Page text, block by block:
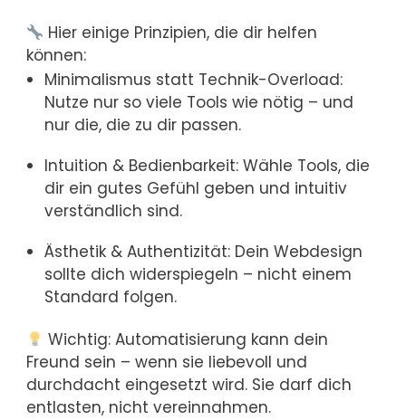
Hier einige Prinzipien, die dir helfen
können:
Minimalismus statt Technik-Overload:
Nutze nur so viele Tools wie nötig – und
nur die, die zu dir passen.
Intuition & Bedienbarkeit: Wähle Tools, die
dir ein gutes Gefühl geben und intuitiv
verständlich sind.
Ästhetik & Authentizität: Dein Webdesign
sollte dich widerspiegeln – nicht einem
Standard folgen.
Wichtig: Automatisierung kann dein
Freund sein – wenn sie liebevoll und
durchdacht eingesetzt wird. Sie darf dich
entlasten, nicht vereinnahmen.